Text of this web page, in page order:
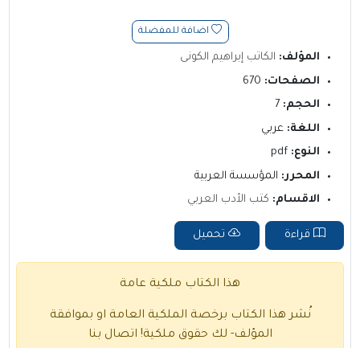
اضافة للمفضلة
المؤلف: الكاتب إبراهيم الكونى
الصفحات:
الحجم:
اللغة: عربي
النوع:
المحرر: المؤسسة العربية
الاقسام: كتب الأدب العربي
قراءة تحميل
هذا الكتاب ملكية عامة
نُشر هذا الكتاب برخصة الملكية العامة او بموافقة
المؤلف- لك حقوق ملكية! اتصال بنا